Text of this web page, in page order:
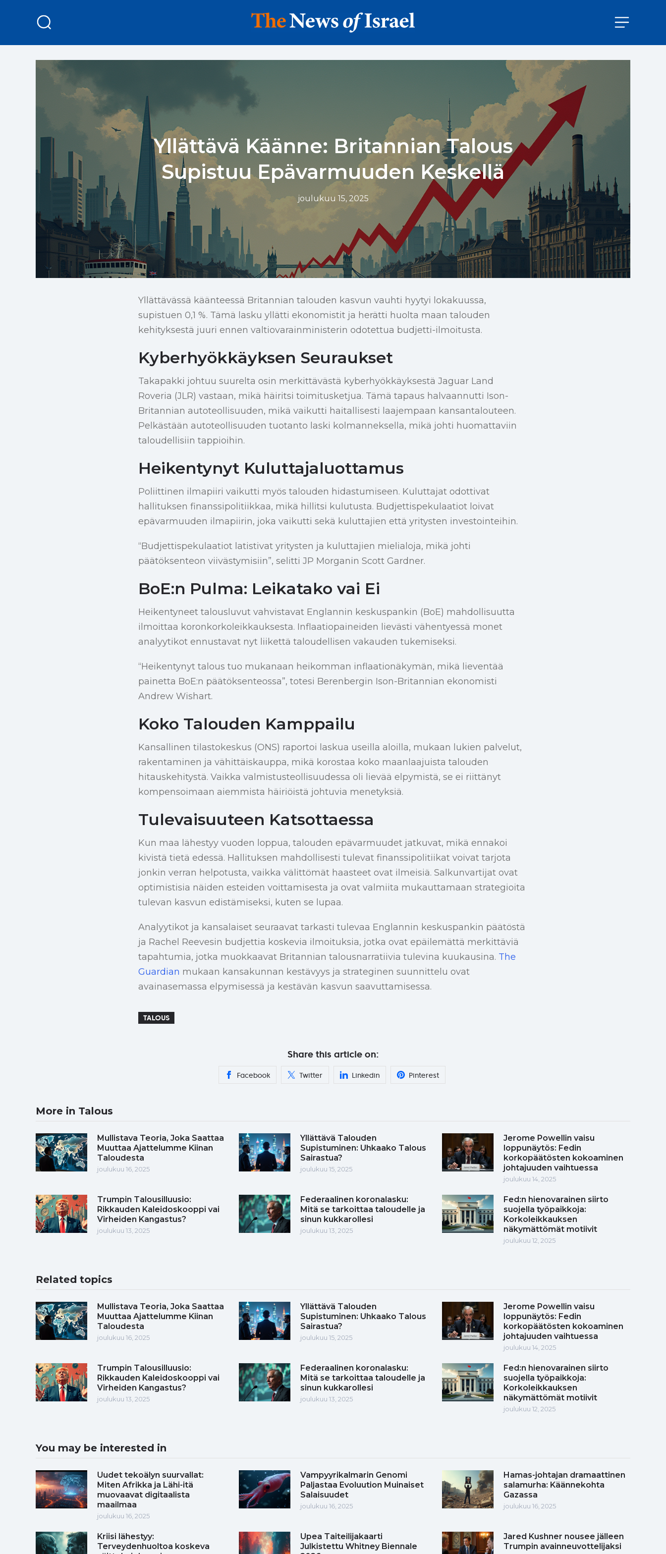
Yllättävä Käänne: Britannian Talous
Supistuu Epävarmuuden Keskellä
joulukuu 15, 2025
Yllättävässä käänteessä Britannian talouden kasvun vauhti hyytyi lokakuussa,
supistuen 0,1 %. Tämä lasku yllätti ekonomistit ja herätti huolta maan talouden
kehityksestä juuri ennen valtiovarainministerin odotettua budjetti-ilmoitusta.
Kyberhyökkäyksen Seuraukset
Takapakki johtuu suurelta osin merkittävästä kyberhyökkäyksestä Jaguar Land
Roveria (JLR) vastaan, mikä häiritsi toimitusketjua. Tämä tapaus halvaannutti Ison-
Britannian autoteollisuuden, mikä vaikutti haitallisesti laajempaan kansantalouteen.
Pelkästään autoteollisuuden tuotanto laski kolmanneksella, mikä johti huomattaviin
taloudellisiin tappioihin.
Heikentynyt Kuluttajaluottamus
Poliittinen ilmapiiri vaikutti myös talouden hidastumiseen. Kuluttajat odottivat
hallituksen finanssipolitiikkaa, mikä hillitsi kulutusta. Budjettispekulaatiot loivat
epävarmuuden ilmapiirin, joka vaikutti sekä kuluttajien että yritysten investointeihin.
“Budjettispekulaatiot latistivat yritysten ja kuluttajien mielialoja, mikä johti
päätöksenteon viivästymisiin”, selitti JP Morganin Scott Gardner.
BoE:n Pulma: Leikatako vai Ei
Heikentyneet talousluvut vahvistavat Englannin keskuspankin (BoE) mahdollisuutta
ilmoittaa koronkorkoleikkauksesta. Inflaatiopaineiden lievästi vähentyessä monet
analyytikot ennustavat nyt liikettä taloudellisen vakauden tukemiseksi.
“Heikentynyt talous tuo mukanaan heikomman inflaationäkymän, mikä lieventää
painetta BoE:n päätöksenteossa”, totesi Berenbergin Ison-Britannian ekonomisti
Andrew Wishart.
Koko Talouden Kamppailu
Kansallinen tilastokeskus (ONS) raportoi laskua useilla aloilla, mukaan lukien palvelut,
rakentaminen ja vähittäiskauppa, mikä korostaa koko maanlaajuista talouden
hitauskehitystä. Vaikka valmistusteollisuudessa oli lievää elpymistä, se ei riittänyt
kompensoimaan aiemmista häiriöistä johtuvia menetyksiä.
Tulevaisuuteen Katsottaessa
Kun maa lähestyy vuoden loppua, talouden epävarmuudet jatkuvat, mikä ennakoi
kivistä tietä edessä. Hallituksen mahdollisesti tulevat finanssipolitiikat voivat tarjota
jonkin verran helpotusta, vaikka välittömät haasteet ovat ilmeisiä. Salkunvartijat ovat
optimistisia näiden esteiden voittamisesta ja ovat valmiita mukauttamaan strategioita
tulevan kasvun edistämiseksi, kuten se lupaa.
Analyytikot ja kansalaiset seuraavat tarkasti tulevaa Englannin keskuspankin päätöstä
ja Rachel Reevesin budjettia koskevia ilmoituksia, jotka ovat epäilemättä merkittäviä
tapahtumia, jotka muokkaavat Britannian talousnarratiivia tulevina kuukausina. The
Guardian mukaan kansakunnan kestävyys ja strateginen suunnittelu ovat
avainasemassa elpymisessä ja kestävän kasvun saavuttamisessa.
TALOUS
Share this article on:
Facebook Twitter Linkedin Pinterest
More in Talous
Mullistava Teoria, Joka Saattaa
Muuttaa Ajattelumme Kiinan
Taloudesta
joulukuu 16, 2025
Yllättävä Talouden
Supistuminen: Uhkaako Talous
Sairastua?
joulukuu 15, 2025
Jerome Powellin vaisu
loppunäytös: Fedin
korkopäätösten kokoaminen
johtajuuden vaihtuessa
joulukuu 14, 2025
Trumpin Talousilluusio:
Rikkauden Kaleidoskooppi vai
Virheiden Kangastus?
joulukuu 13, 2025
Federaalinen koronalasku:
Mitä se tarkoittaa taloudelle ja
sinun kukkarollesi
joulukuu 13, 2025
Fed:n hienovarainen siirto
suojella työpaikkoja:
Korkoleikkauksen
näkymättömät motiivit
joulukuu 12, 2025
Related topics
Mullistava Teoria, Joka Saattaa
Muuttaa Ajattelumme Kiinan
Taloudesta
joulukuu 16, 2025
Yllättävä Talouden
Supistuminen: Uhkaako Talous
Sairastua?
joulukuu 15, 2025
Jerome Powellin vaisu
loppunäytös: Fedin
korkopäätösten kokoaminen
johtajuuden vaihtuessa
joulukuu 14, 2025
Trumpin Talousilluusio:
Rikkauden Kaleidoskooppi vai
Virheiden Kangastus?
joulukuu 13, 2025
Federaalinen koronalasku:
Mitä se tarkoittaa taloudelle ja
sinun kukkarollesi
joulukuu 13, 2025
Fed:n hienovarainen siirto
suojella työpaikkoja:
Korkoleikkauksen
näkymättömät motiivit
joulukuu 12, 2025
You may be interested in
Uudet tekoälyn suurvallat:
Miten Afrikka ja Lähi-itä
muovaavat digitaalista
maailmaa
joulukuu 16, 2025
Vampyyrikalmarin Genomi
Paljastaa Evoluution Muinaiset
Salaisuudet
joulukuu 16, 2025
Hamas-johtajan dramaattinen
salamurha: Käännekohta
Gazassa
joulukuu 16, 2025
Kriisi lähestyy:
Terveydenhuoltoa koskeva
Upea Taiteilijakaarti
Julkistettu Whitney Biennale
Jared Kushner nousee jälleen
Trumpin avainneuvottelijaksi